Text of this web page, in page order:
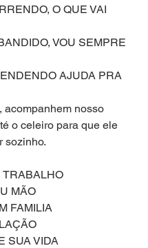
O QUE VAI
VOU SEMPRE
AJUDA PRA
acompanhem nosso
o celeiro para que ele
sozinho.
TRABALHO
MÃO
FAMILIA
SUA VIDA